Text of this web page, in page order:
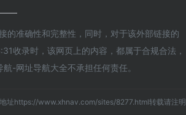
的准确性和完整性，同时，对于该外部链接的
收录时，该网页上的内容，都属于合规合法，
-网址导航大全不承担任何责任。
址https://www.xhnav.com/sites/8277.html转载请注明